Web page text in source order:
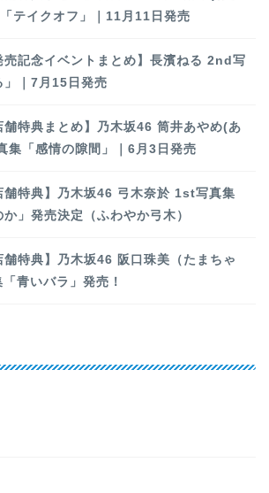
テイクオフ」｜11月11日発売
売記念イベントまとめ】長濱ねる 2nd写
」｜7月15日発売
舗特典まとめ】乃木坂46 筒井あやめ(あ
集「感情の隙間」｜6月3日発売
舗特典】乃木坂46 弓木奈於 1st写真集
か」発売決定（ふわやか弓木）
舗特典】乃木坂46 阪口珠美（たまちゃ
青いバラ」発売！